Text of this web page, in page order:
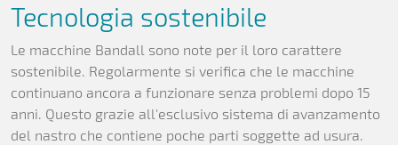
Tecnologia sostenibile
Le macchine Bandall sono note per il loro carattere
sostenibile. Regolarmente si verifica che le macchine
continuano ancora a funzionare senza problemi dopo 15
anni. Questo grazie all'esclusivo sistema di avanzamento
del nastro che contiene poche parti soggette ad usura.